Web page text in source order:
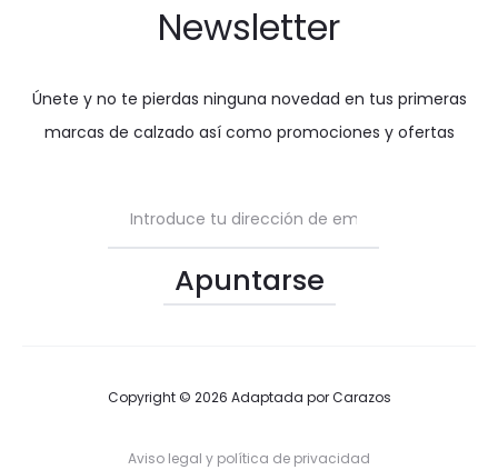
Newsletter
Únete y no te pierdas ninguna novedad en tus primeras
marcas de calzado así como promociones y ofertas
Copyright © 2026 Adaptada porCarazos
Aviso legal y política de privacidad